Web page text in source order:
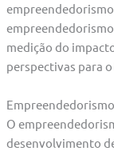
medição do
perspectivas para
O
desenvolvimento